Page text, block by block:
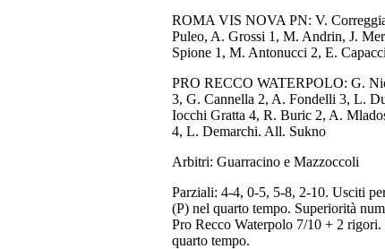
ROMA VIS NOVA PN: V.
Puleo, A. Grossi 1, M. Andrin, J.
Spione 1, M. Antonucci 2, E.
PRO RECCO WATERPOLO: G.
3, G. Cannella 2, A. Fondelli 3, L.
Iocchi Gratta 4, R. Buric 2, A.
4, L. Demarchi. All. Sukno
Arbitri: Guarracino e Mazzoccoli
Parziali: 4-4, 0-5, 5-8, 2-10. Usciti
(P) nel quarto tempo. Superiorità
Pro Recco Waterpolo 7/10 + 2 rigori.
quarto tempo.